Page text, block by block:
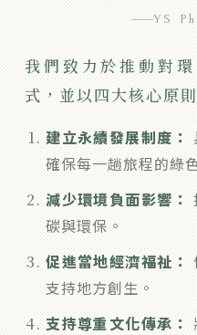
YS
我們致力於推動對
式，並以四大核心原
建立永續發展制度：
確保每一趟旅程的綠
減少環境負面影響：
碳與環保。
促進當地經濟福祉：
支持地方創生。
支持尊重文化傳承：